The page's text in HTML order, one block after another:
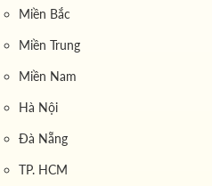
Miền Bắc
Miền Trung
Miền Nam
Hà Nội
Đà Nẵng
TP. HCM